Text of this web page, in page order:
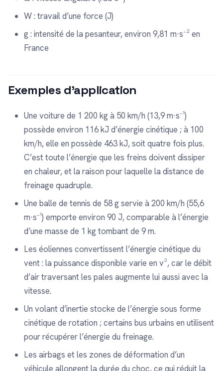
W : travail d’une force (J)
g : intensité de la pesanteur, environ 9,81 m·s⁻² en
France
Exemples d’application
Une voiture de 1 200 kg à 50 km/h (13,9 m·s⁻¹)
possède environ 116 kJ d’énergie cinétique ; à 100
km/h, elle en possède 463 kJ, soit quatre fois plus.
C’est toute l’énergie que les freins doivent dissiper
en chaleur, et la raison pour laquelle la distance de
freinage quadruple.
Une balle de tennis de 58 g servie à 200 km/h (55,6
m·s⁻¹) emporte environ 90 J, comparable à l’énergie
d’une masse de 1 kg tombant de 9 m.
Les éoliennes convertissent l’énergie cinétique du
vent : la puissance disponible varie en v³, car le débit
d’air traversant les pales augmente lui aussi avec la
vitesse.
Un volant d’inertie stocke de l’énergie sous forme
cinétique de rotation ; certains bus urbains en utilisent
pour récupérer l’énergie du freinage.
Les airbags et les zones de déformation d’un
véhicule allongent la durée du choc, ce qui réduit la